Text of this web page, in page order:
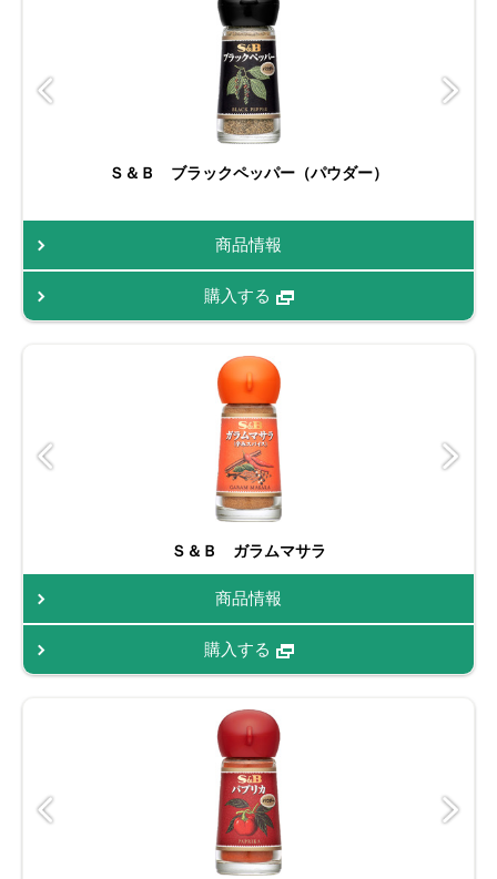
Ｓ＆Ｂ ブラックペッパー（パウダー）
商品情報
購入する
Ｓ＆Ｂ ガラムマサラ
商品情報
購入する